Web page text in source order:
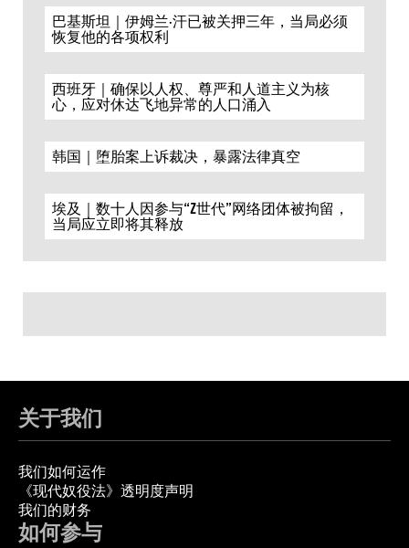
巴基斯坦｜伊姆兰·汗已被关押三年，当局必须
恢复他的各项权利
西班牙｜确保以人权、尊严和人道主义为核
心，应对休达飞地异常的人口涌入
韩国｜堕胎案上诉裁决，暴露法律真空
埃及｜数十人因参与“Z世代”网络团体被拘留，
当局应立即将其释放
关于我们
我们如何运作
《现代奴役法》透明度声明
我们的财务
如何参与